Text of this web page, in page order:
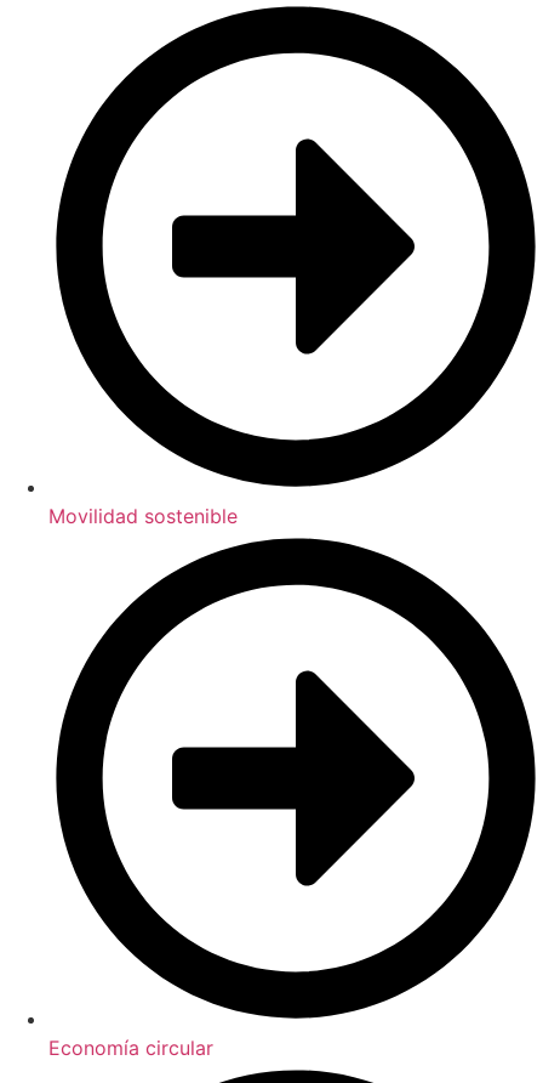
Movilidad sostenible
Economía circular